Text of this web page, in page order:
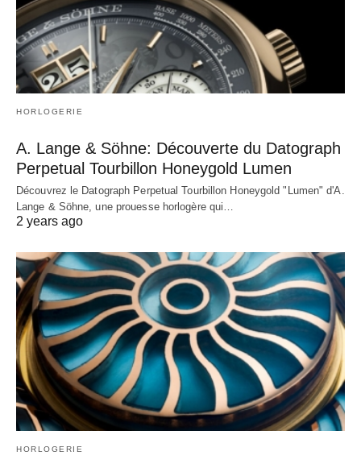
HORLOGERIE
A. Lange & Söhne: Découverte du Datograph
Perpetual Tourbillon Honeygold Lumen
Découvrez le Datograph Perpetual Tourbillon Honeygold "Lumen" d'A.
Lange & Söhne, une prouesse horlogère qui…
2 years ago
HORLOGERIE